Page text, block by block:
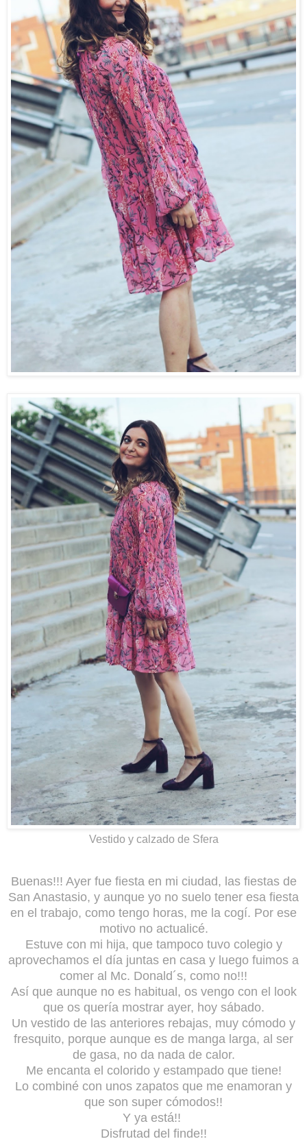
Vestido y calzado de Sfera
Buenas!!! Ayer fue fiesta en mi ciudad, las fiestas de
San Anastasio, y aunque yo no suelo tener esa fiesta
en el trabajo, como tengo horas, me la cogí. Por ese
motivo no actualicé.
Estuve con mi hija, que tampoco tuvo colegio y
aprovechamos el día juntas en casa y luego fuimos a
comer al Mc. Donald´s, como no!!!
Así que aunque no es habitual, os vengo con el look
que os quería mostrar ayer, hoy sábado.
Un vestido de las anteriores rebajas, muy cómodo y
fresquito, porque aunque es de manga larga, al ser
de gasa, no da nada de calor.
Me encanta el colorido y estampado que tiene!
Lo combiné con unos zapatos que me enamoran y
que son super cómodos!!
Y ya está!!
Disfrutad del finde!!